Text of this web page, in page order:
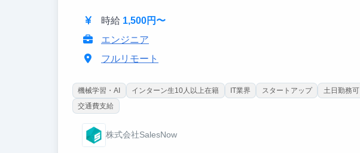
時給 1,500円〜
エンジニア
フルリモート
機械学習・AI インターン生10人以上在籍 IT業界 スタートアップ 土日勤務可
交通費支給
株式会社SalesNow